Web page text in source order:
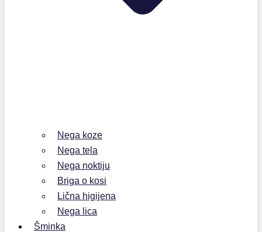
Nega koze
Nega tela
Nega noktiju
Briga o kosi
Lična higijena
Nega lica
Šminka